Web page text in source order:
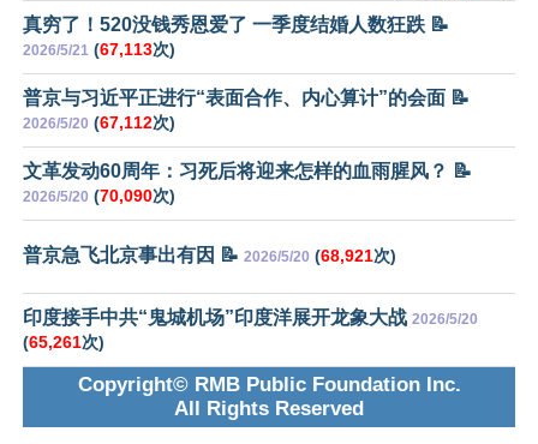
真穷了！520没钱秀恩爱了 一季度结婚人数狂跌 📝
2026/5/21 (67,113次)
普京与习近平正进行“表面合作、内心算计”的会面 📝
2026/5/20 (67,112次)
文革发动60周年：习死后将迎来怎样的血雨腥风？ 📝
2026/5/20 (70,090次)
普京急飞北京事出有因 📝 2026/5/20 (68,921次)
印度接手中共“鬼城机场”印度洋展开龙象大战 2026/5/20
(65,261次)
Copyright© RMB Public Foundation Inc.
All Rights Reserved